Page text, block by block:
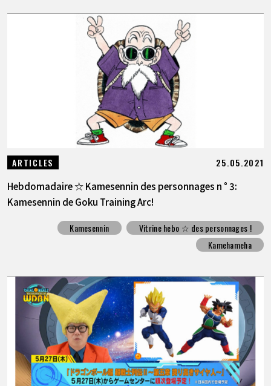
ARTICLES 25.05.2021
Hebdomadaire ☆ Kamesennin des personnages n ° 3:
Kamesennin de Goku Training Arc!
Kamesennin
Vitrine hebo ☆ des personnages !
Kamehameha